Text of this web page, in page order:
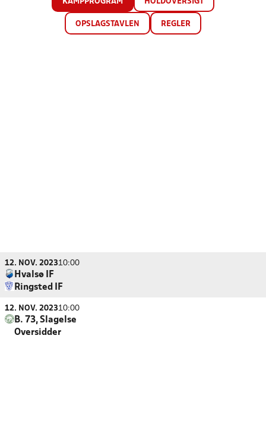
OPSLAGSTAVLEN REGLER
12. NOV. 202310:00
Hvalsø IF
Ringsted IF
12. NOV. 202310:00
B. 73, Slagelse
Oversidder